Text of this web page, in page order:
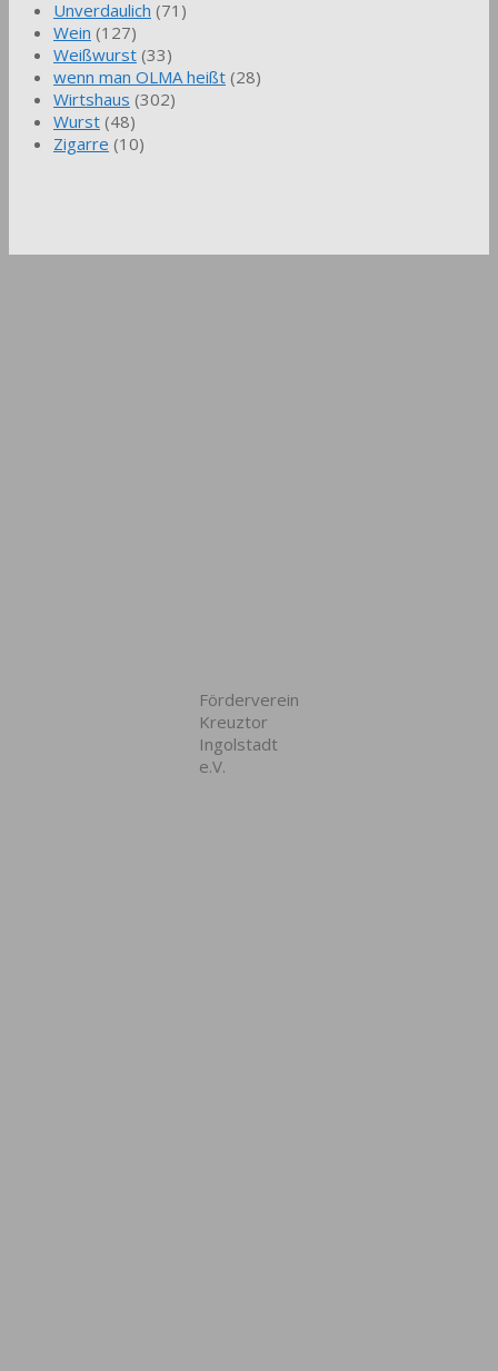
Unverdaulich (71)
Wein (127)
Weißwurst (33)
wenn man OLMA heißt (28)
Wirtshaus (302)
Wurst (48)
Zigarre (10)
Förderverein
Kreuztor
Ingolstadt
e.V.